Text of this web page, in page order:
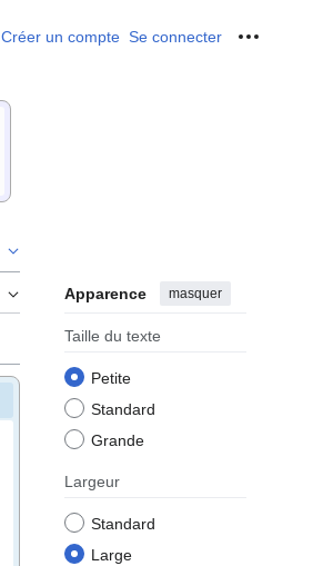
Créer un compte Se connecter Outils
Apparence masquer
Taille du texte
Petite
Standard
Grande
Largeur
Standard
Large